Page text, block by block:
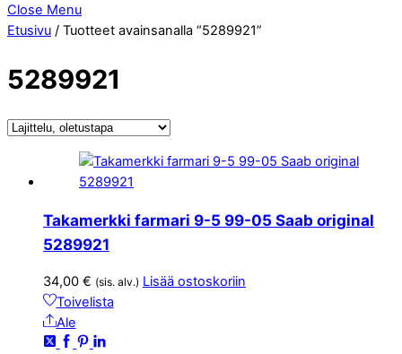
Close Menu
Etusivu / Tuotteet avainsanalla “5289921”
5289921
Takamerkki farmari 9-5 99-05 Saab original
5289921
34,00 € (sis. alv.) Lisää ostoskoriin
Toivelista
Ale